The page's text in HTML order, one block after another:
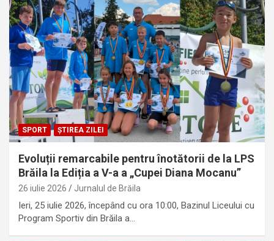
SPORT ȘTIREA ZILEI
Evoluții remarcabile pentru înotătorii de la LPS
Brăila la Ediția a V-a a „Cupei Diana Mocanu”
26 iulie 2026 Jurnalul de Brăila
Ieri, 25 iulie 2026, începând cu ora 10:00, Bazinul Liceului cu
Program Sportiv din Brăila a…